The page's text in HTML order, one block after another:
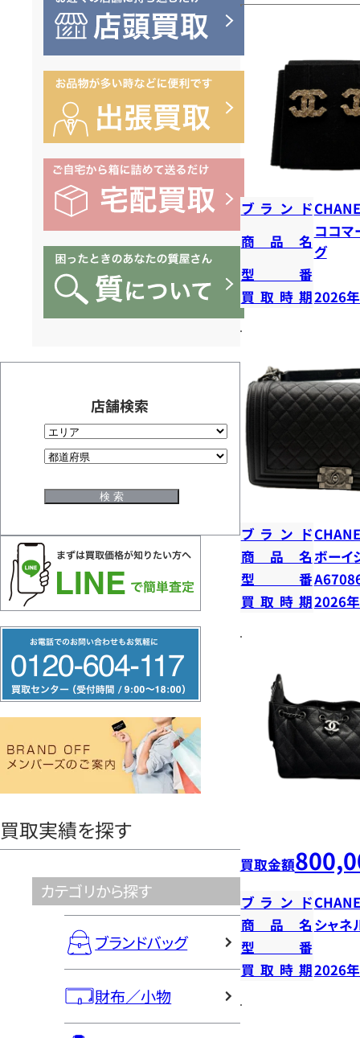
店舗検索
リ
ー
ヤ
買取実績を探す
カテゴリから探す
ブランドバッグ
財布／小物
ブランド
商品名
ココマ
グ
型番
買取時期2026
ブランド
商品名ボーイ
型番
買取時期2026
買取金額
ブランド
商品名 シャネ
型番
買取時期2026